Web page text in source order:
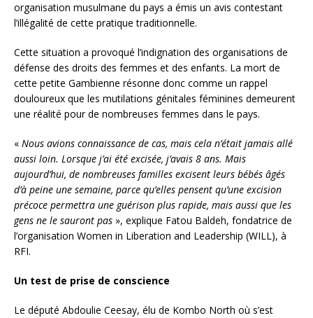
organisation musulmane du pays a émis un avis contestant
l’illégalité de cette pratique traditionnelle.
Cette situation a provoqué l’indignation des organisations de
défense des droits des femmes et des enfants. La mort de
cette petite Gambienne résonne donc comme un rappel
douloureux que les mutilations génitales féminines demeurent
une réalité pour de nombreuses femmes dans le pays.
« Nous avions connaissance de cas, mais cela n’était jamais allé
aussi loin. Lorsque j’ai été excisée, j’avais 8 ans. Mais
aujourd’hui, de nombreuses familles excisent leurs bébés âgés
d’à peine une semaine, parce qu’elles pensent qu’une excision
précoce permettra une guérison plus rapide, mais aussi que les
gens ne le sauront pas », explique Fatou Baldeh, fondatrice de
l’organisation Women in Liberation and Leadership (WILL), à
RFI.
Un test de prise de conscience
Le député Abdoulie Ceesay, élu de Kombo North où s’est